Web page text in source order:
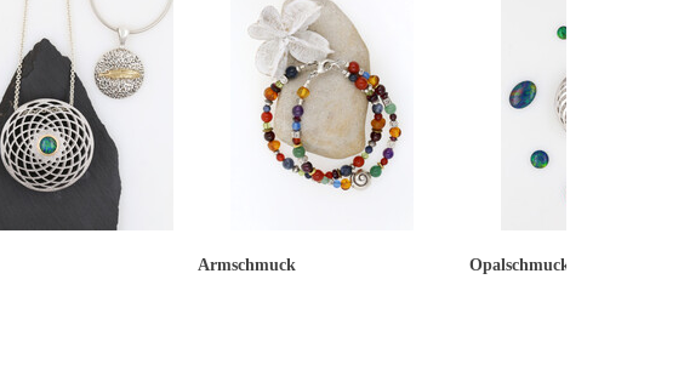
Armschmuck Opalschmuck